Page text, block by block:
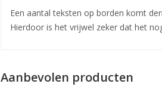
Een aantal teksten op borden komt
Hierdoor is het vrijwel zeker dat het
Aanbevolen producten